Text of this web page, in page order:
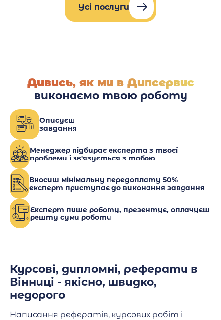
Усі послуги
Дивись, як ми в Дипсервис
виконаємо твою роботу
Описуєш
завдання
Менеджер підбирає експерта з твоєї
проблеми і зв'язується з тобою
Вносиш мінімальну передоплату 50%
експерт приступає до виконання завдання
Експерт пише роботу, презентує, оплачуєш
решту суми роботи
Курсові, дипломні, реферати в
Вінниці - якісно, швидко,
недорого
Написання рефератів, курсових робіт і